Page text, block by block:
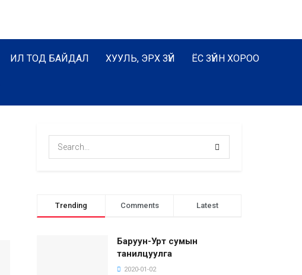
ИЛ ТОД БАЙДАЛ ХУУЛЬ, ЭРХ ЗҮЙ ЁС ЗҮЙН ХОРОО
Trending Comments Latest
Баруун-Урт сумын
танилцуулга
2020-01-02